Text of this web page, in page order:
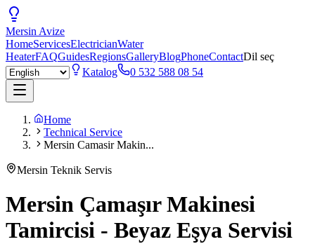
Mersin Avize
HomeServicesElectricianWater
HeaterFAQGuidesRegionsGalleryBlogPhoneContactDil seç
Katalog
0 532 588 08 54
Home
Technical Service
Mersin Camasir Makin...
Mersin Teknik Servis
Mersin Çamaşır Makinesi
Tamircisi - Beyaz Eşya Servisi